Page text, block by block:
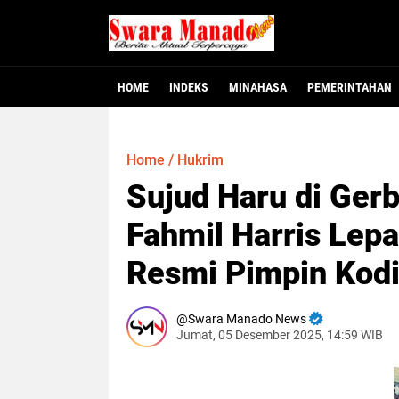
HOME INDEKS MINAHASA PEMERINTAHAN
Home / Hukrim
Sujud Haru di
Fahmil Harris
Resmi Pimpin
Swara Manado News
Jumat, 05 Desember 2025, 14:59 WIB